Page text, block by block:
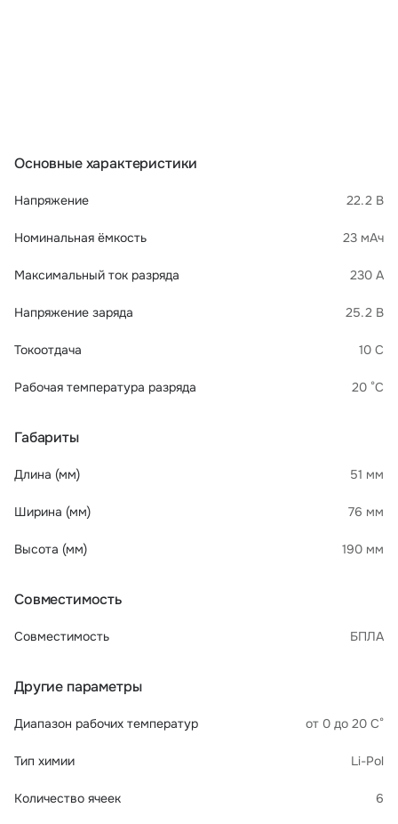
Основные характеристики
Напряжение 22.2 В
Номинальная ёмкость 23 мАч
Максимальный ток разряда 230 А
Напряжение заряда 25.2 В
Токоотдача 10 C
Рабочая температура разряда 20 °C
Габариты
Длина (мм) 51 мм
Ширина (мм) 76 мм
Высота (мм) 190 мм
Совместимость
Совместимость БПЛА
Другие параметры
Диапазон рабочих температур от 0 до 20 С°
Тип химии Li-Pol
Количество ячеек 6